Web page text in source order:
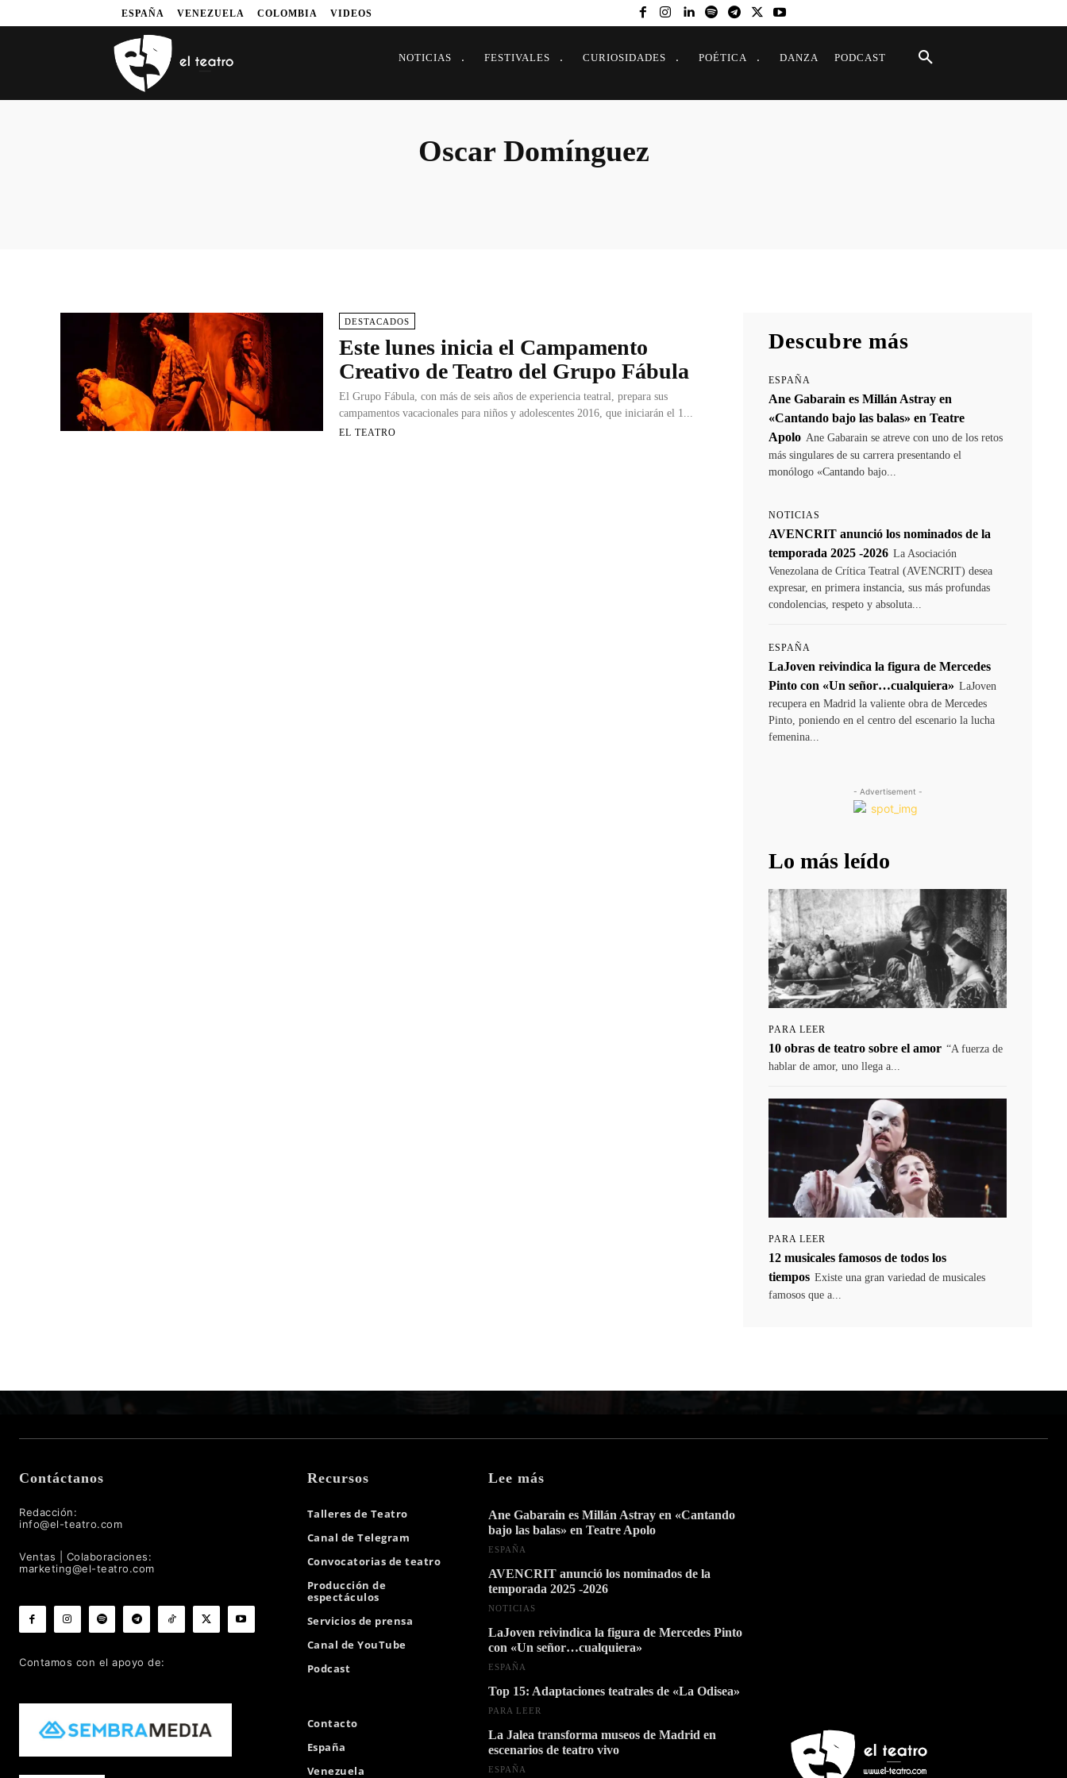
ESPAÑA VENEZUELA COLOMBIA VIDEOS
NOTICIAS FESTIVALES CURIOSIDADES POÉTICA DANZA PODCAST
Oscar Domínguez
DESTACADOS
Este lunes inicia el Campamento
Creativo de Teatro del Grupo Fábula
El Grupo Fábula, con más de seis años de experiencia teatral, prepara sus
campamentos vacacionales para niños y adolescentes 2016, que iniciarán el 1...
EL TEATRO
Descubre más
ESPAÑA
Ane Gabarain es Millán Astray en
«Cantando bajo las balas» en Teatre
Apolo Ane Gabarain se atreve con uno de los retos
más singulares de su carrera presentando el
monólogo «Cantando bajo...
NOTICIAS
AVENCRIT anunció los nominados de la
temporada 2025 -2026 La Asociación
Venezolana de Crítica Teatral (AVENCRIT) desea
expresar, en primera instancia, sus más profundas
condolencias, respeto y absoluta...
ESPAÑA
LaJoven reivindica la figura de Mercedes
Pinto con «Un señor…cualquiera» LaJoven
recupera en Madrid la valiente obra de Mercedes
Pinto, poniendo en el centro del escenario la lucha
femenina...
- Advertisement -
Lo más leído
PARA LEER
10 obras de teatro sobre el amor “A fuerza de
hablar de amor, uno llega a...
PARA LEER
12 musicales famosos de todos los
tiempos Existe una gran variedad de musicales
famosos que a...
Contáctanos
Redacción:
info@el-teatro.com
Ventas | Colaboraciones:
marketing@el-teatro.com
Contamos con el apoyo de:
Recursos
Talleres de Teatro
Canal de Telegram
Convocatorias de teatro
Producción de
espectáculos
Servicios de prensa
Canal de YouTube
Podcast
Contacto
España
Venezuela
Lee más
Ane Gabarain es Millán Astray en «Cantando
bajo las balas» en Teatre Apolo
ESPAÑA
AVENCRIT anunció los nominados de la
temporada 2025 -2026
NOTICIAS
LaJoven reivindica la figura de Mercedes Pinto
con «Un señor…cualquiera»
ESPAÑA
Top 15: Adaptaciones teatrales de «La Odisea»
PARA LEER
La Jalea transforma museos de Madrid en
escenarios de teatro vivo
ESPAÑA